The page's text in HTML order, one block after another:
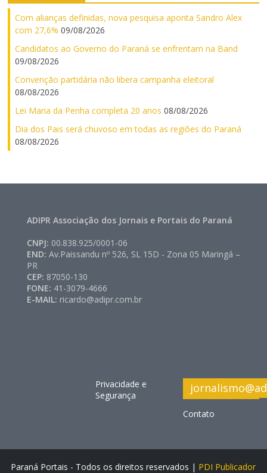
Com alianças definidas, nova pesquisa aponta Sandro Alex
com 27,6% 09/08/2026
Candidatos ao Governo do Paraná se enfrentam na Band
09/08/2026
Convenção partidária não libera campanha eleitoral
08/08/2026
Lei Maria da Penha completa 20 anos 08/08/2026
Dia dos Pais será chuvoso em todas as regiões do Paraná
08/08/2026
ADIPR Associação dos Jornais e Portais do Paraná
CNPJ: 00.838.925/0001-06
END:Av.Paissandu nº 526, SL 15D - Zona 05 Maringá –
PR
CEP: 87050-130
FONE: 41-3079-4666
E-MAIL: ricardo@adipr.com.br
Privacidade e
Segurança
Contato
Paraná Portais - Todos os direitos reservados | PDI Publicador